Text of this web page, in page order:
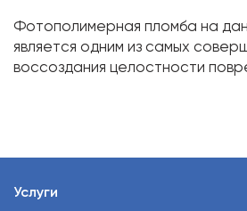
Фотополимерная пломба на
является одним из самых
воссоздания целостности
Услуги